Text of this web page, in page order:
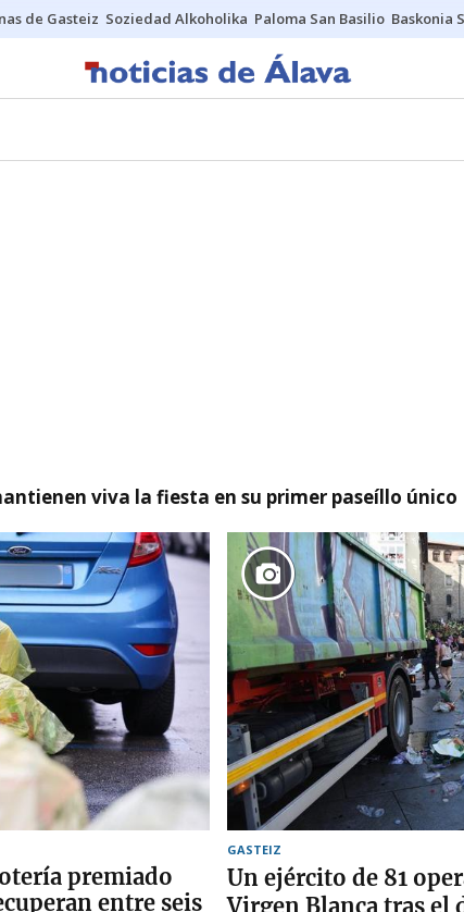
de Gasteiz Soziedad Alkoholika Paloma San Basilio Baskonia
viva la fiesta en su primer paseíllo único
premiado
entre seis
GASTEIZ
Un ejército de 81
Virgen Blanca tras el